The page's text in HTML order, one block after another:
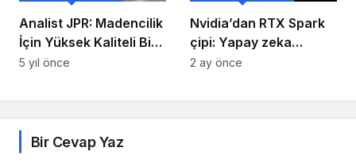
Analist JPR: Madencilik
İçin Yüksek Kaliteli Bir
Grafik Kartı Satın
5 yıl önce
Nvidia’dan RTX Spark
çipi: Yapay zeka
destekli bilgisayarlara
2 ay önce
Bir Cevap Yaz